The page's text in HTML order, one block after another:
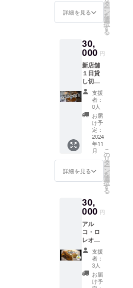
ませ
ん。
容、 利
用日時
とう
相談さ
せてく
ださ
い。
詳細を見る
タ
ー
ン
を
選
択
す
る
30,
000 円
新店舗
１日貸
し切券
(飲食代
金は含
まず、
会場代
のみ) 場
所：当
店 使用
期限：
いつで
も（一
回限
り） 利
16:00～
23:00ま
で... ※当
日ス
タッフ
一名以
上同伴
のもと
貸し切
り可能
が条件
支援
者：
0人
お届
け予
定：
2024
年11
月
詳細を見る
こ
の
リ
タ
ー
ン
を
選
択
す
る
30,
000 円
アル
コ・ロ
レオリ
ジナル
コース
料理2名
様～ (事
前予約
支援
者：
3人
お届
け予